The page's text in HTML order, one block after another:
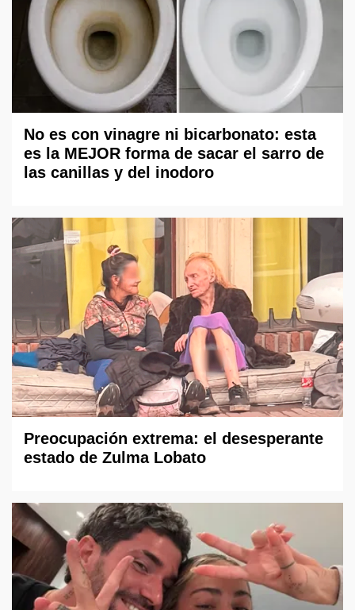
No es con vinagre ni bicarbonato: esta
es la MEJOR forma de sacar el sarro de
las canillas y del inodoro
Preocupación extrema: el desesperante
estado de Zulma Lobato